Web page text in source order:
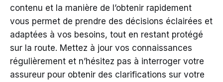
contenu et la manière de l’obtenir rapidement
vous permet de prendre des décisions éclairées et
adaptées à vos besoins, tout en restant protégé
sur la route. Mettez à jour vos connaissances
régulièrement et n’hésitez pas à interroger votre
assureur pour obtenir des clarifications sur votre